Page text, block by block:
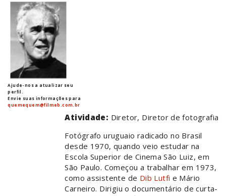
Ajude-nos a atualizar seu
perfil.
Envie suas informações para
quemequem@filmeb.com.br
Atividade: Diretor, Diretor de fotografia
Fotógrafo uruguaio radicado no Brasil
desde 1970, quando veio estudar na
Escola Superior de Cinema São Luiz, em
São Paulo. Começou a trabalhar em 1973,
como assistente de Dib Lutfi e Mário
Carneiro. Dirigiu o documentário de curta-